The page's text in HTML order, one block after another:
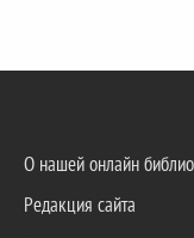
О нашей онлайн
Редакция сайта